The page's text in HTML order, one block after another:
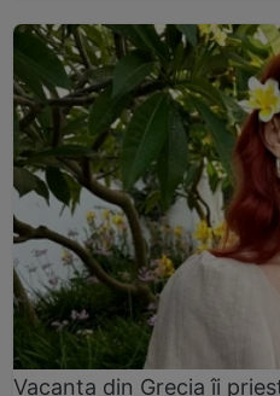
Vacanța din Grecia îi